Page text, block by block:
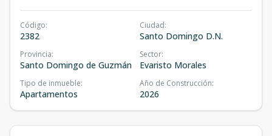
Código:
2382
Ciudad:
Santo Domingo D.N.
Provincia:
Santo Domingo de Guzmán
Sector:
Evaristo Morales
Tipo de inmueble:
Apartamentos
Año de Construcción:
2026